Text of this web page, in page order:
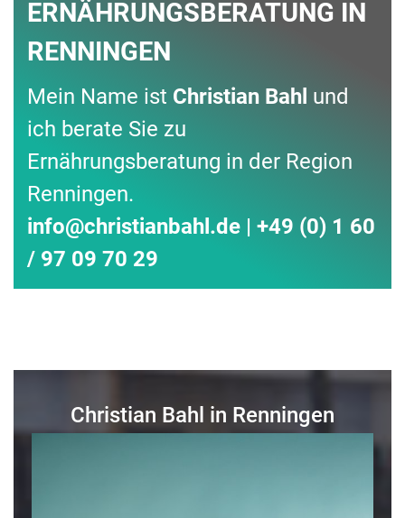
ERNÄHRUNGSBERATUNG IN
RENNINGEN
Mein Name ist Christian Bahl und
ich berate Sie zu
Ernährungsberatung in der Region
Renningen.
info@christianbahl.de | +49 (0) 1 60
/ 97 09 70 29
Christian Bahl in Renningen